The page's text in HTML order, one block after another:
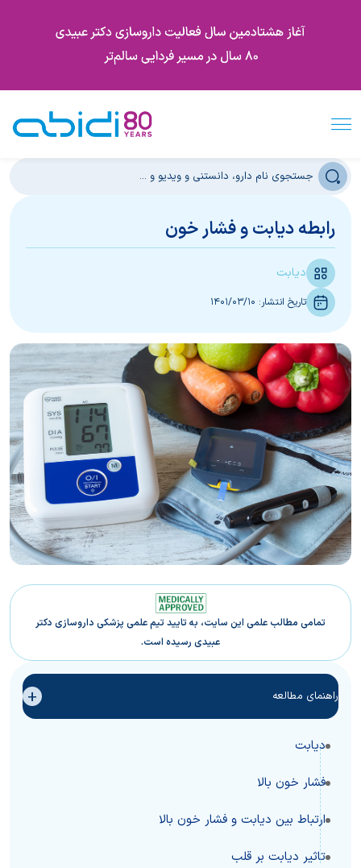
رابطه دیابت و فشار خون
دیابت
تاریخ انتشار:
تمامی مطالب علمی این سایت، به تایید تیم علمی پزشکی داروسازی دکتر
عبیدی رسیده است.
راهنمای مطالعه +
دیابت
فشار خون بالا
ارتباط بین دیابت و فشار خون بالا
تاثیر دیابت بر قلب